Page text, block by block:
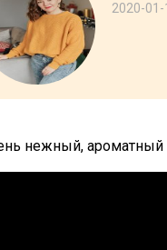
2020-01-
нежный,